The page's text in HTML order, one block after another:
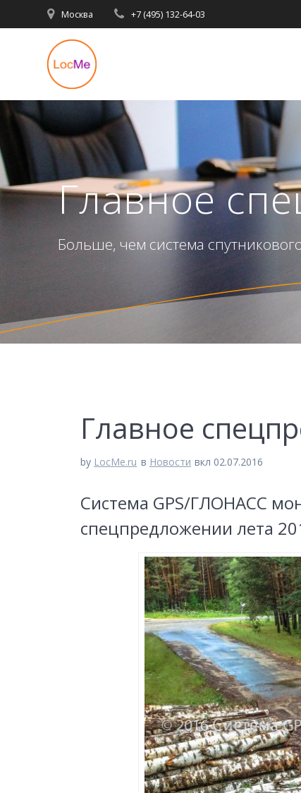
Перейти
к
содержимому
Москва +7 (495) 132-64-03
Главное
Больше, чем система
Главное
by LocMe.ru в Новости вкл 02.07.2016
Система GPS/ГЛОНАСС
спецпредложении лета